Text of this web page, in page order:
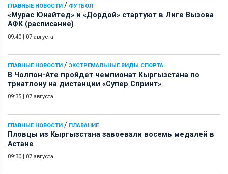
ГЛАВНЫЕ НОВОСТИ / ФУТБОЛ
«Мурас Юнайтед» и «Дордой» стартуют в Лиге Вызова
АФК (расписание)
09:40 | 07 августа
ГЛАВНЫЕ НОВОСТИ / ЭКСТРЕМАЛЬНЫЕ ВИДЫ СПОРТА
В Чолпон-Ате пройдет чемпионат Кыргызстана по
триатлону на дистанции «Супер Спринт»
09:35 | 07 августа
ГЛАВНЫЕ НОВОСТИ / ПЛАВАНИЕ
Пловцы из Кыргызстана завоевали восемь медалей в
Астане
09:30 | 07 августа